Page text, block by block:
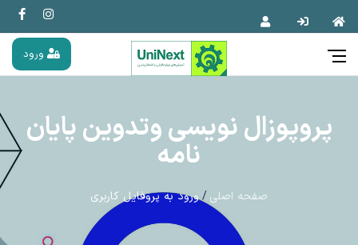
ورود
پروپوزال نویسی وتدوین پایان
نامه
صفحه اصلی ورود به پروفایل کاربری